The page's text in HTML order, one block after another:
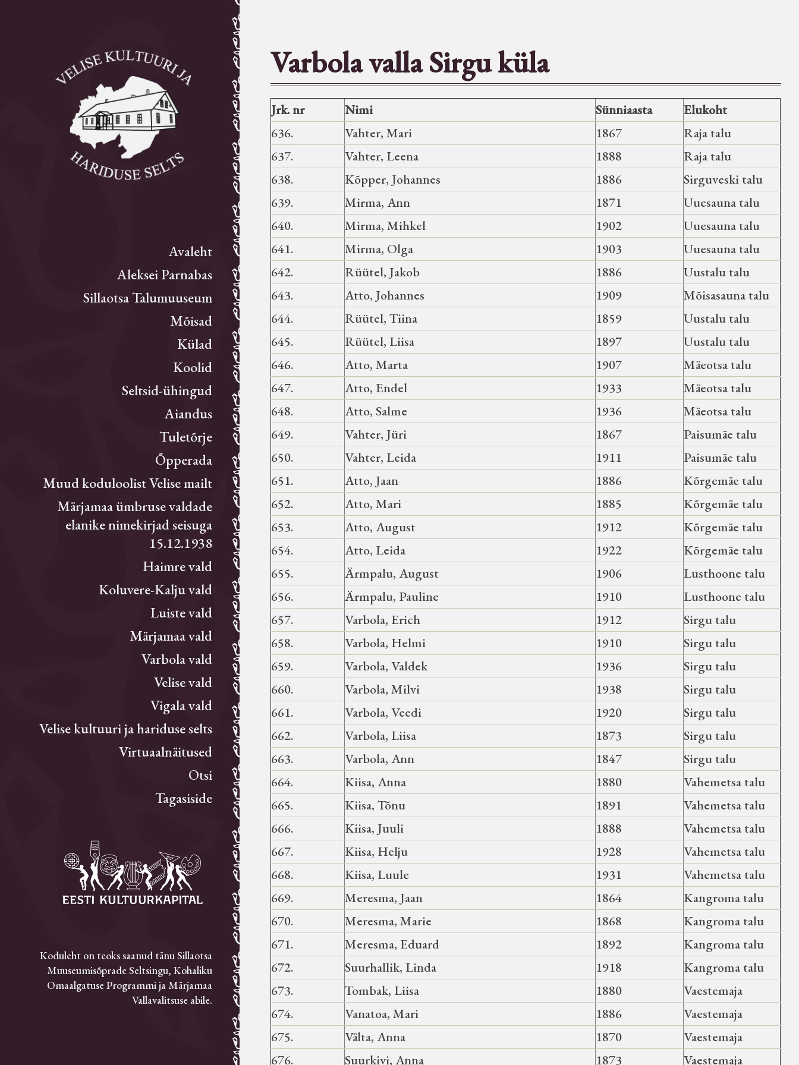
Avaleht
Aleksei Parnabas
Sillaotsa Talumuuseum
Mõisad
Külad
Koolid
Seltsid-ühingud
Aiandus
Tuletõrje
Õpperada
Muud koduloolist Velise mailt
Märjamaa ümbruse valdade
elanike nimekirjad seisuga
15.12.1938
Haimre vald
Koluvere-Kalju vald
Luiste vald
Märjamaa vald
Varbola vald
Velise vald
Vigala vald
Velise kultuuri ja hariduse selts
Virtuaalnäitused
Otsi
Tagasiside
Koduleht on teoks saanud tänu Sillaotsa
Muuseumisõprade Seltsingu, Kohaliku
Omaalgatuse Programmi ja Märjamaa
Vallavalitsuse abile.
Varbola valla Sirgu küla
Jrk. nr Nimi Sünniaasta
Elukoht
636.
Vahter, Mari 1867
Raja talu
637.
Vahter, Leena 1888
Raja talu
638.
Kõpper, Johannes 1886
Sirguveski talu
639.
Mirma, Ann 1871
Uuesauna talu
640.
Mirma, Mihkel 1902
Uuesauna talu
641.
Mirma, Olga 1903
Uuesauna talu
642.
Rüütel, Jakob 1886
Uustalu talu
643.
Atto, Johannes 1909
Mõisasauna talu
644.
Rüütel, Tiina 1859
Uustalu talu
645.
Rüütel, Liisa 1897
Uustalu talu
646.
Atto, Marta 1907
Mäeotsa talu
647.
Atto, Endel 1933
Mäeotsa talu
648.
Atto, Salme 1936
Mäeotsa talu
649.
Vahter, Jüri 1867
Paisumäe talu
650.
Vahter, Leida 1911
Paisumäe talu
651.
Atto, Jaan 1886
Kõrgemäe talu
652.
Atto, Mari 1885
Kõrgemäe talu
653.
Atto, August 1912
Kõrgemäe talu
654.
Atto, Leida 1922
Kõrgemäe talu
655.
Ärmpalu, August 1906
Lusthoone talu
656.
Ärmpalu, Pauline 1910
Lusthoone talu
657.
Varbola, Erich 1912
Sirgu talu
658.
Varbola, Helmi 1910
Sirgu talu
659.
Varbola, Valdek 1936
Sirgu talu
660.
Varbola, Milvi 1938
Sirgu talu
661.
Varbola, Veedi 1920
Sirgu talu
662.
Varbola, Liisa 1873
Sirgu talu
663.
Varbola, Ann 1847
Sirgu talu
664.
Kiisa, Anna 1880
Vahemetsa talu
665.
Kiisa, Tõnu 1891
Vahemetsa talu
666.
Kiisa, Juuli 1888
Vahemetsa talu
667.
Kiisa, Helju 1928
Vahemetsa talu
668.
Kiisa, Luule 1931
Vahemetsa talu
669.
Meresma, Jaan 1864
Kangroma talu
670.
Meresma, Marie 1868
Kangroma talu
671.
Meresma, Eduard 1892
Kangroma talu
672.
Suurhallik, Linda 1918
Kangroma talu
673.
Tombak, Liisa 1880
Vaestemaja
674.
Vanatoa, Mari 1886
Vaestemaja
675.
Välta, Anna 1870
Vaestemaja
676.
Suurkivi, Anna 1873 Vaestemaja